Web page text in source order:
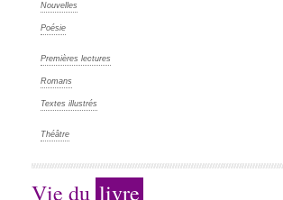
Nouvelles
Poésie
Premières lectures
Romans
Textes illustrés
Théâtre
Vie du livre